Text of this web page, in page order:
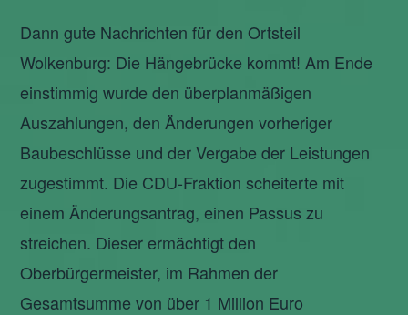
Dann gute Nachrichten für den Ortsteil
Wolkenburg: Die Hängebrücke kommt! Am Ende
einstimmig wurde den überplanmäßigen
Auszahlungen, den Änderungen vorheriger
Baubeschlüsse und der Vergabe der Leistungen
zugestimmt. Die CDU-Fraktion scheiterte mit
einem Änderungsantrag, einen Passus zu
streichen. Dieser ermächtigt den
Oberbürgermeister, im Rahmen der
Gesamtsumme von über 1 Million Euro